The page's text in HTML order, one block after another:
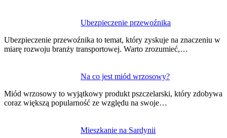
Ubezpieczenie przewoźnika
Ubezpieczenie przewoźnika to temat, który zyskuje na znaczeniu w
miarę rozwoju branży transportowej. Warto zrozumieć,…
Na co jest miód wrzosowy?
Miód wrzosowy to wyjątkowy produkt pszczelarski, który zdobywa
coraz większą popularność ze względu na swoje…
Mieszkanie na Sardynii